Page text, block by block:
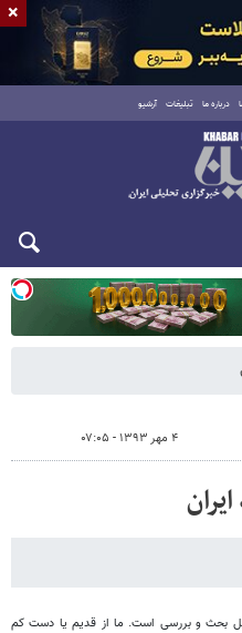
درباره ما تبلیغات آرشیو
۴ مهر ۱۳۹۳ - ۰۷:۰۵
بحث و بررسی است. ما از قدیم یا دست کم
×